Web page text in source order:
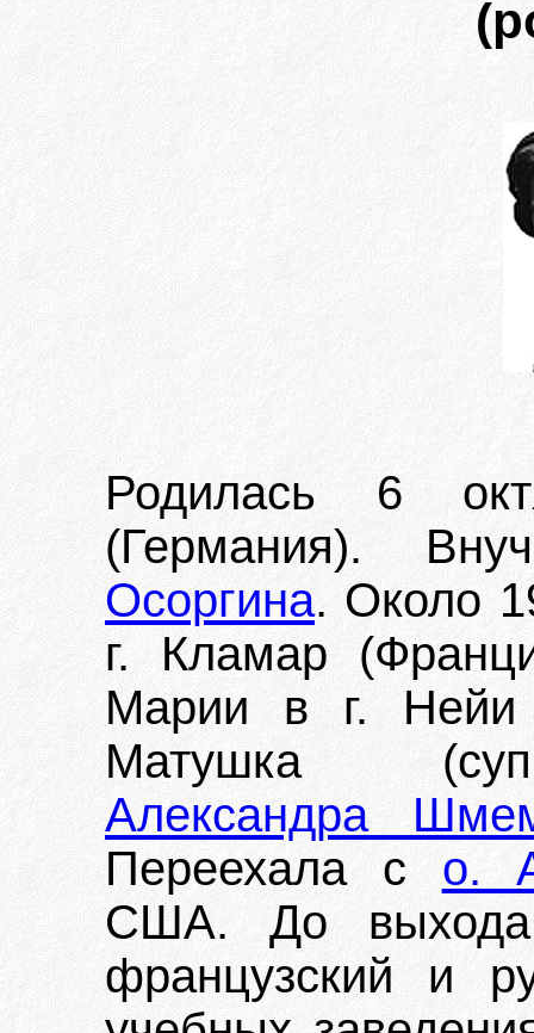
Родилась 6
(Германия).
Осоргина. Около
г. Кламар
Марии в г. Нейи
Матушка
Александра
Переехала с о.
США. До выхода
французский и